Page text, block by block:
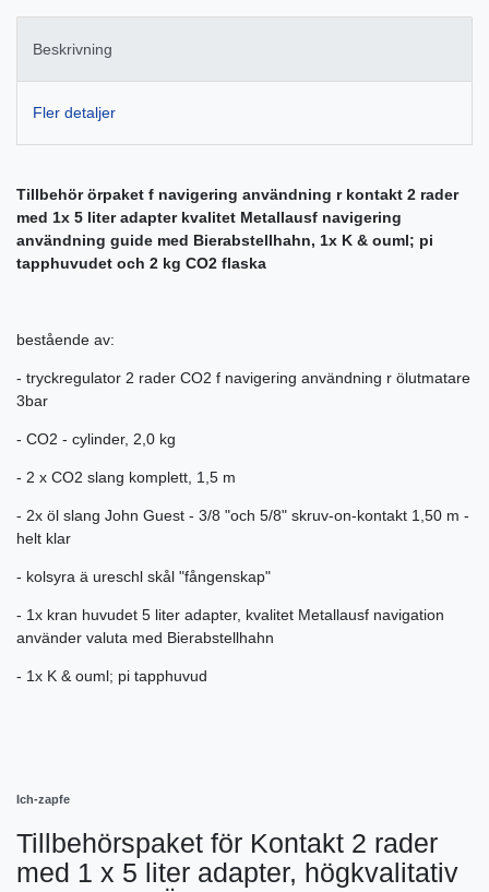
Beskrivning
Fler detaljer
Tillbehör örpaket f navigering användning r kontakt 2 rader
med 1x 5 liter adapter kvalitet Metallausf navigering
användning guide med Bierabstellhahn, 1x K & ouml; pi
tapphuvudet och 2 kg CO2 flaska
bestående av:
- tryckregulator 2 rader CO2 f navigering användning r ölutmatare
3bar
- CO2 - cylinder, 2,0 kg
- 2 x CO2 slang komplett, 1,5 m
- 2x öl slang John Guest - 3/8 "och 5/8" skruv-on-kontakt 1,50 m -
helt klar
- kolsyra ä ureschl skål "fångenskap"
- 1x kran huvudet 5 liter adapter, kvalitet Metallausf navigation
använder valuta med Bierabstellhahn
- 1x K & ouml; pi tapphuvud
Ich-zapfe
Tillbehörspaket för Kontakt 2 rader
med 1 x 5 liter adapter, högkvalitativ